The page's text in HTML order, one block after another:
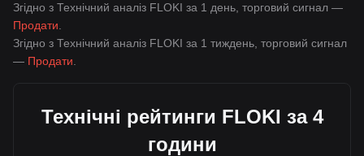
Згідно з Технічний аналіз FLOKI за 1 день, торговий сигнал —
Продати
Згідно з Технічний аналіз FLOKI за 1 тиждень, торговий сигнал
— Продати
Технічні рейтинги FLOKI за 4
години